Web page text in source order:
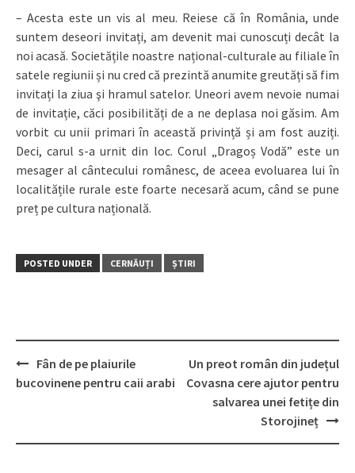
– Acesta este un vis al meu. Reiese că în România, unde
suntem deseori invitați, am devenit mai cunoscuți decât la
noi acasă. Societățile noastre național-culturale au filiale în
satele regiunii și nu cred că prezintă anumite greutăți să fim
invitați la ziua şi hramul satelor. Uneori avem nevoie numai
de invitație, căci posibilități de a ne deplasa noi găsim. Am
vorbit cu unii primari în această privință și am fost auziți.
Deci, carul s-a urnit din loc. Corul „Dragoș Vodă” este un
mesager al cântecului românesc, de aceea evoluarea lui în
localitățile rurale este foarte necesară acum, când se pune
preț pe cultura națională.
POSTED UNDER CERNĂUȚI ȘTIRI
Post
Fân de pe plaiurile
bucovinene pentru caii arabi
Un preot român din județul
Covasna cere ajutor pentru
salvarea unei fetițe din
Storojineț